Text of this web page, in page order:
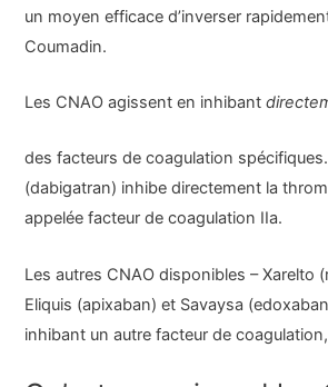
un moyen efficace d’inverser
Coumadin.
Les CNAO agissent en inhibant
des facteurs de coagulation
(dabigatran) inhibe directement la
appelée facteur de coagulation IIa.
Les autres CNAO disponibles – Xarelto
Eliquis (apixaban) et Savaysa
inhibant un autre facteur de